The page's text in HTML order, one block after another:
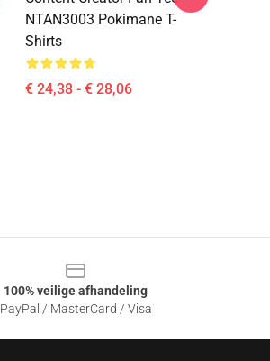
NTAN3003 Pokimane T-
Shirts
€ 24,38 - € 28,06
100% veilige afhandeling
PayPal / MasterCard / Visa